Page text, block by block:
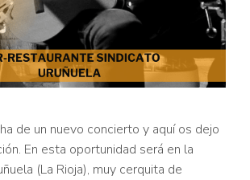
de un nuevo concierto y aquí os dejo
En esta oportunidad será en la
(La Rioja), muy cerquita de